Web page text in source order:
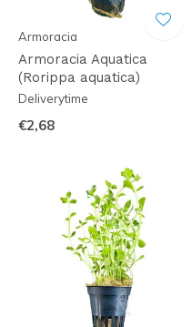
Armoracia
Armoracia Aquatica
(Rorippa aquatica)
Deliverytime
€2,68